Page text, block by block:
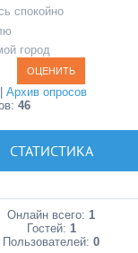
спокойно
город
|Архив опросов
46
СТАТИСТИКА
Онлайн всего: 1
Гостей: 1
Пользователей:0